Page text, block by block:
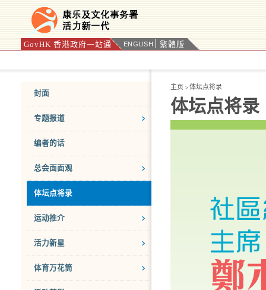
GovHK 香港政府一站通 ENGLISH 繁體版
封面
专题报道
编者的话
总会面面观
体坛点将录
运动推介
活力新星
体育万花筒
主页 > 体坛点将录
体坛点将录